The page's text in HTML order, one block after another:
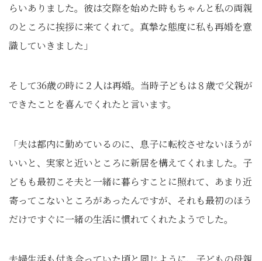
らいありました。彼は交際を始めた時もちゃんと私の両親
のところに挨拶に来てくれて。真摯な態度に私も再婚を意
識していきました」
そして36歳の時に２人は再婚。当時子どもは８歳で父親が
できたことを喜んでくれたと言います。
「夫は都内に勤めているのに、息子に転校させないほうが
いいと、実家と近いところに新居を構えてくれました。子
どもも最初こそ夫と一緒に暮らすことに照れて、あまり近
寄ってこないところがあったんですが、それも最初のほう
だけですぐに一緒の生活に慣れてくれたようでした。